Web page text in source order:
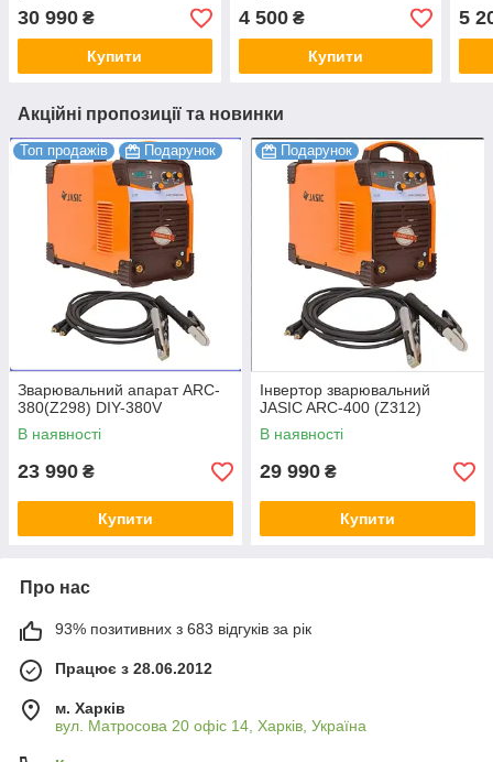
30 990 ₴
Купити
4 500₴
Купити
5
Акційні пропозиції та новинки
Топ продажів Подарунок
Зварювальний апарат ARC-
380(Z298) DIY-380V
В наявності
23 990 ₴
Купити
Подарунок
Інвертор зварювальний
JASIC ARC-400 (Z312)
В наявності
29 990 ₴
Купити
Про нас
93% позитивних з 683 відгуків за рік
Працює з 28.06.2012
м. Харків
вул. Матросова 20 офіс 14, Харків, Україна